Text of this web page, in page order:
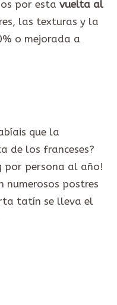
por esta vuelta al
las texturas y la
o mejorada a
que la
de los franceses?
por persona al año!
numerosos postres
tatín se lleva el